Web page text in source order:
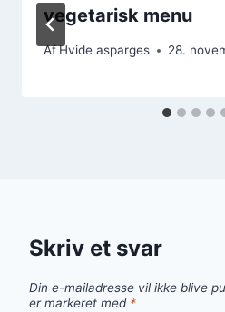
vegetarisk menu
AfHvide asparges 28.
Skriv et svar
Din e-mailadresse vil ikke blive
er markeret med *